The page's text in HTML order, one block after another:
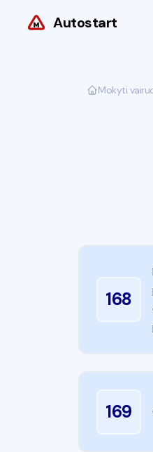
Autostart
Mokyti
168
169